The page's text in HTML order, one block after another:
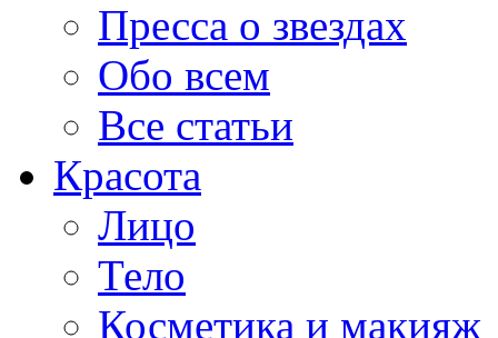
Пресса о звездах
Обо всем
Все статьи
Красота
Лицо
Тело
Косметика и макияж